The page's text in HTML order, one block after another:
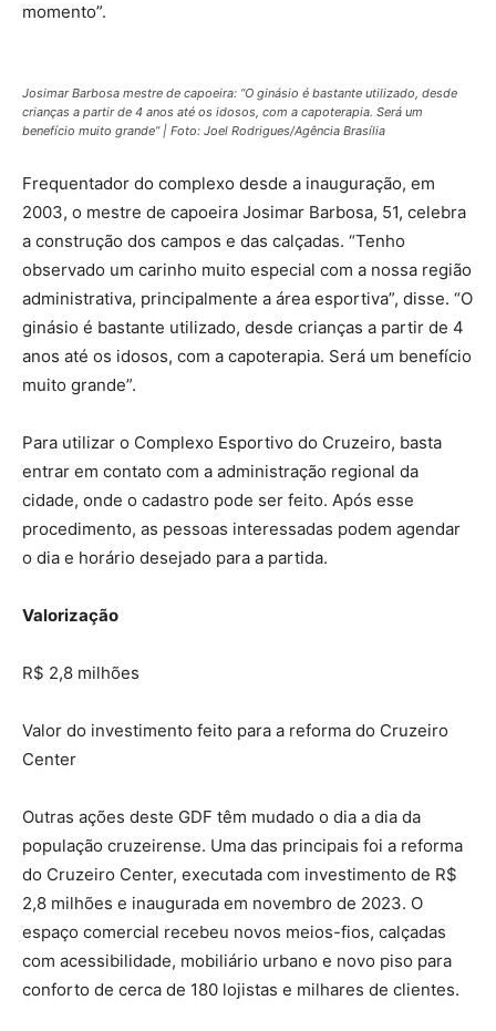
momento”.
Josimar Barbosa mestre de capoeira: “O ginásio é bastante utilizado, desde
crianças a partir de 4 anos até os idosos, com a capoterapia. Será um
benefício muito grande” | Foto: Joel Rodrigues/Agência Brasília
Frequentador do complexo desde a inauguração, em
2003, o mestre de capoeira Josimar Barbosa, 51, celebra
a construção dos campos e das calçadas. “Tenho
observado um carinho muito especial com a nossa região
administrativa, principalmente a área esportiva”, disse. “O
ginásio é bastante utilizado, desde crianças a partir de 4
anos até os idosos, com a capoterapia. Será um benefício
muito grande”.
Para utilizar o Complexo Esportivo do Cruzeiro, basta
entrar em contato com a administração regional da
cidade, onde o cadastro pode ser feito. Após esse
procedimento, as pessoas interessadas podem agendar
o dia e horário desejado para a partida.
Valorização
R$ 2,8 milhões
Valor do investimento feito para a reforma do Cruzeiro
Center
Outras ações deste GDF têm mudado o dia a dia da
população cruzeirense. Uma das principais foi a reforma
do Cruzeiro Center, executada com investimento de R$
2,8 milhões e inaugurada em novembro de 2023. O
espaço comercial recebeu novos meios-fios, calçadas
com acessibilidade, mobiliário urbano e novo piso para
conforto de cerca de 180 lojistas e milhares de clientes.